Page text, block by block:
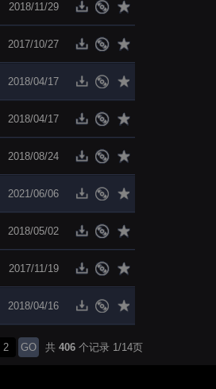
2018/11/29
2017/10/27
2018/04/17
2018/04/17
2018/08/24
2021/06/06
2018/05/02
2017/11/19
2018/04/16
GO 共 406 个记录 1/14页